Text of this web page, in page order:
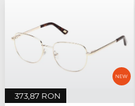
373,87 RON